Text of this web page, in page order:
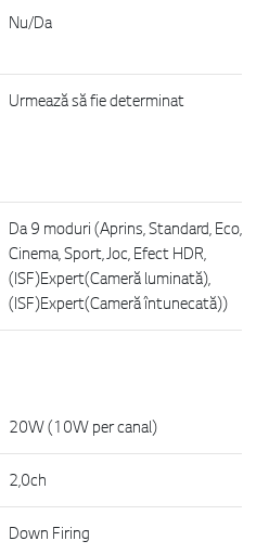
Nu/Da
Urmează să fie determinat
Da 9 moduri (Aprins, Standard, Eco,
Cinema, Sport, Joc, Efect HDR,
(ISF)Expert(Cameră luminată),
(ISF)Expert(Cameră întunecată))
20W (10W per canal)
2,0ch
Down Firing